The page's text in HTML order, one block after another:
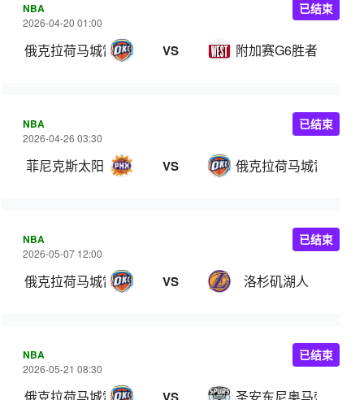
NBA
2026-04-20 01:00
俄克拉荷马城雷霆 VS 附加赛G6胜者
已结束
NBA
2026-04-26 03:30
菲尼克斯太阳 VS 俄克拉荷马城雷霆
已结束
NBA
2026-05-07 12:00
俄克拉荷马城雷霆 VS 洛杉矶湖人
已结束
NBA
2026-05-21 08:30
已结束